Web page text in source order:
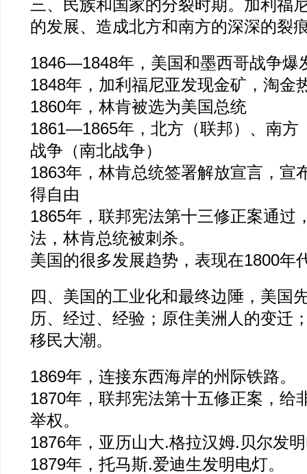
三、民族和国家的分裂时期。加利福
的发展、造成北方和南方的深深的裂
1846—1848年，美国和墨西哥战争爆
1848年，加利福尼亚发现金矿，淘金
1860年，林肯被选为美国总统
1861—1865年，北方（联邦）、南方
战争（南北战争）
1863年，林肯总统签署解放宣言，宣
得自由
1865年，联邦宪法第十三修正案通过
法，林肯总统被刺杀。
美国的很多发展趋势，表现在1800年
四、美国的工业化和最终边陲，美国
历、经过、经验；原住美洲人的变迁
移民大潮。
1869年，连接东西海岸的州际铁路。
1870年，联邦宪法第十五修正案，给
举权。
1876年，亚历山大.格拉汉姆.贝尔发
1879年，托马斯.爱迪生发明电灯。